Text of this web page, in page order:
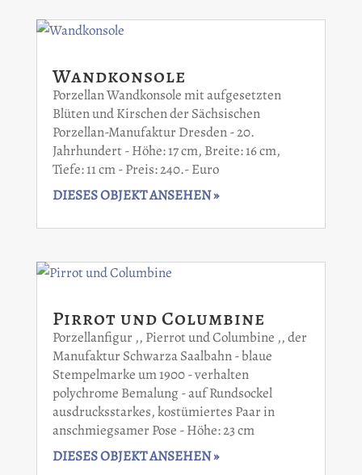
Wandkonsole
Porzellan Wandkonsole mit aufgesetzten
Blüten und Kirschen der Sächsischen
Porzellan-Manufaktur Dresden - 20.
Jahrhundert - Höhe: 17 cm, Breite: 16 cm,
Tiefe: 11 cm - Preis: 240.- Euro
DIESES OBJEKT ANSEHEN »
Pirrot und Columbine
Porzellanfigur ,, Pierrot und Columbine ,, der
Manufaktur Schwarza Saalbahn - blaue
Stempelmarke um 1900 - verhalten
polychrome Bemalung - auf Rundsockel
ausdrucksstarkes, kostümiertes Paar in
anschmiegsamer Pose - Höhe: 23 cm
DIESES OBJEKT ANSEHEN »